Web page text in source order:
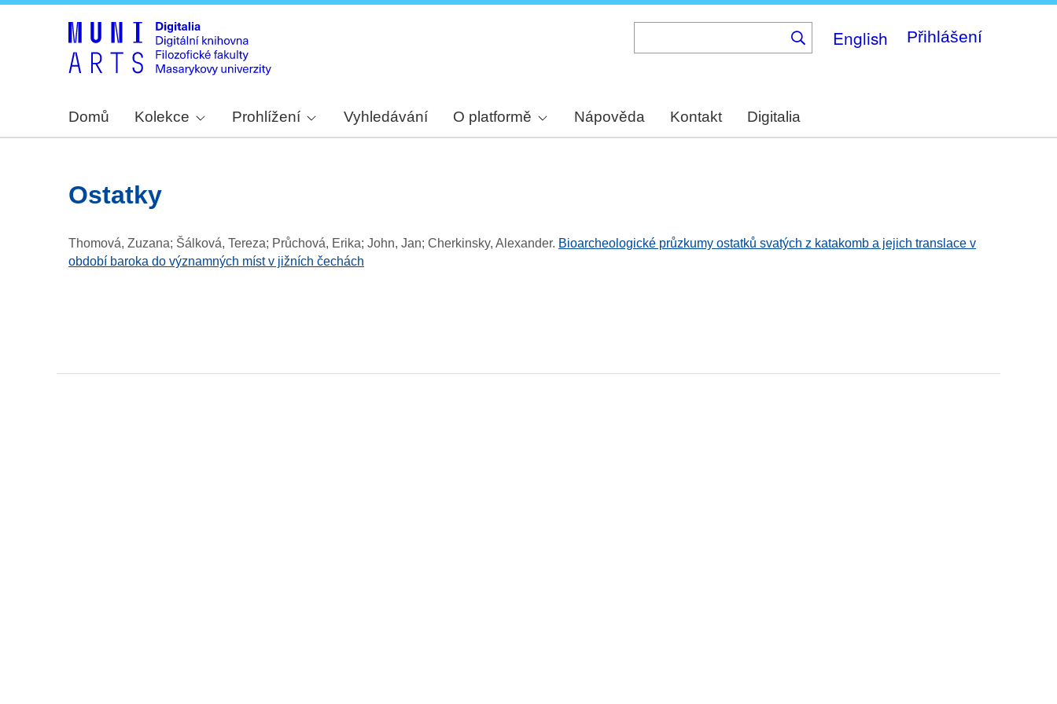
English Přihlášení
Domů Kolekce Prohlížení Vyhledávání O platformě Nápověda Kontakt Digitalia
ostatky
Thomová, Zuzana; Šálková, Tereza; Průchová, Erika; John, Jan; Cherkinsky, Alexander. Bioarcheologické průzkumy ostatků svatých z katakomb a jejich translace v
období baroka do významných míst v jižních čechách